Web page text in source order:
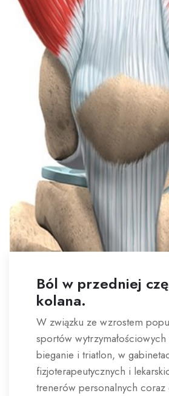
Ból w przedniej
kolana.
W związku ze wzrostem
sportów wytrzymałościowych
bieganie i triatlon, w
fizjoterapeutycznych i
trenerów personalnych coraz